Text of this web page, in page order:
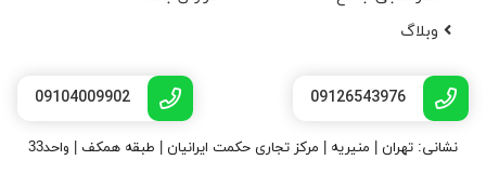
وبلاگ
09126543976
09104009902
نشانی: تهران | منیریه | مرکز تجاری حکمت ایرانیان | طبقه همکف | واحد33